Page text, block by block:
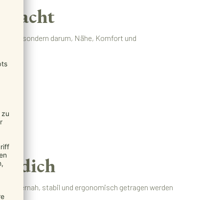
sondern darum, Nähe, Komfort und
dich
körpernah, stabil und ergonomisch getragen werden